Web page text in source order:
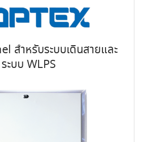
สำหรับระบบเดินสายและ
ระบบ WLPS